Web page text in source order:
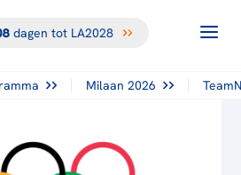
dagen tot LA2028
Milaan 2026